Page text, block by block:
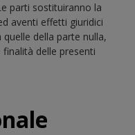
parti sostituiranno la
aventi effetti giuridici
della parte nulla,
delle presenti